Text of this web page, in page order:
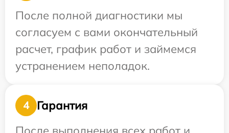
После полной диагностики мы
согласуем с вами окончательный
расчет, график работ и займемся
устранением неполадок.
4
Гарантия